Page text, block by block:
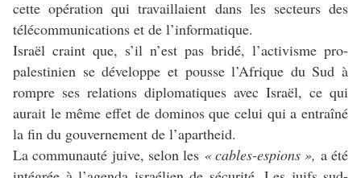
cette opération qui travaillaient dans les secteurs des
télécommunications et de l’informatique.
Israël craint que, s’il n’est pas bridé, l’activisme pro-
palestinien se développe et pousse l’Afrique du Sud à
rompre ses relations diplomatiques avec Israël, ce qui
aurait le même effet de dominos que celui qui a entraîné
la fin du gouvernement de l’apartheid.
La communauté juive, selon les « cables-espions », a été